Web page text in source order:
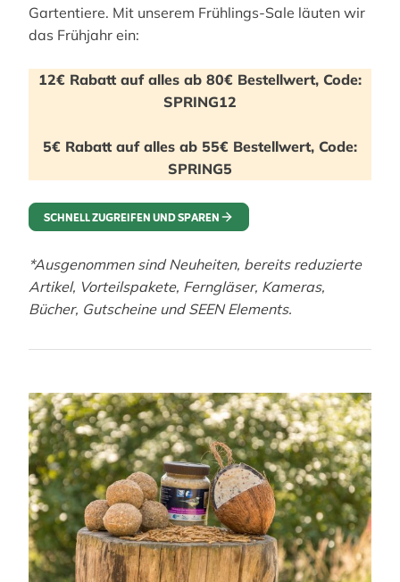
Gartentiere. Mit unserem Frühlings-Sale läuten wir
das Frühjahr ein:
12€ Rabatt auf alles ab 80€ Bestellwert, Code:
SPRING12
5€ Rabatt auf alles ab 55€ Bestellwert, Code:
SPRING5
SCHNELL ZUGREIFEN UND SPAREN
*Ausgenommen sind Neuheiten, bereits reduzierte
Artikel, Vorteilspakete, Ferngläser, Kameras,
Bücher, Gutscheine und SEEN Elements.